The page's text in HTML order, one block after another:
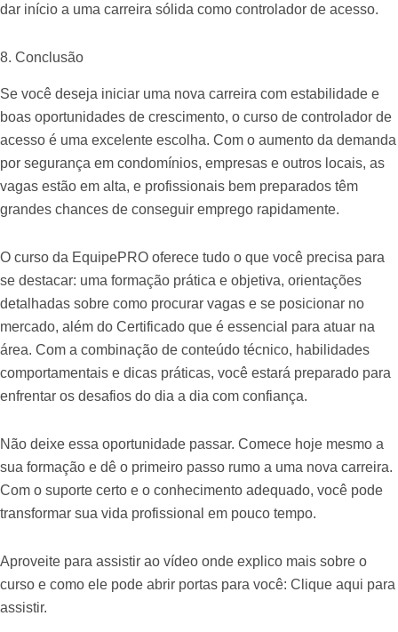
dar início a uma carreira sólida como controlador de acesso.
8. Conclusão
Se você deseja iniciar uma nova carreira com estabilidade e
boas oportunidades de crescimento, o curso de controlador de
acesso é uma excelente escolha. Com o aumento da demanda
por segurança em condomínios, empresas e outros locais, as
vagas estão em alta, e profissionais bem preparados têm
grandes chances de conseguir emprego rapidamente.
O curso da EquipePRO oferece tudo o que você precisa para
se destacar: uma formação prática e objetiva, orientações
detalhadas sobre como procurar vagas e se posicionar no
mercado, além do Certificado que é essencial para atuar na
área. Com a combinação de conteúdo técnico, habilidades
comportamentais e dicas práticas, você estará preparado para
enfrentar os desafios do dia a dia com confiança.
Não deixe essa oportunidade passar. Comece hoje mesmo a
sua formação e dê o primeiro passo rumo a uma nova carreira.
Com o suporte certo e o conhecimento adequado, você pode
transformar sua vida profissional em pouco tempo.
Aproveite para assistir ao vídeo onde explico mais sobre o
curso e como ele pode abrir portas para você: Clique aqui para
assistir.